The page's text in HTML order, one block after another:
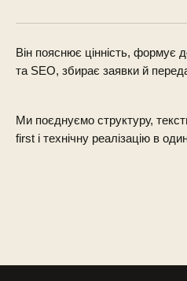
Він пояснює цінність, формує
та SEO, збирає заявки й
Ми поєднуємо структуру,
first і технічну реалізацію в